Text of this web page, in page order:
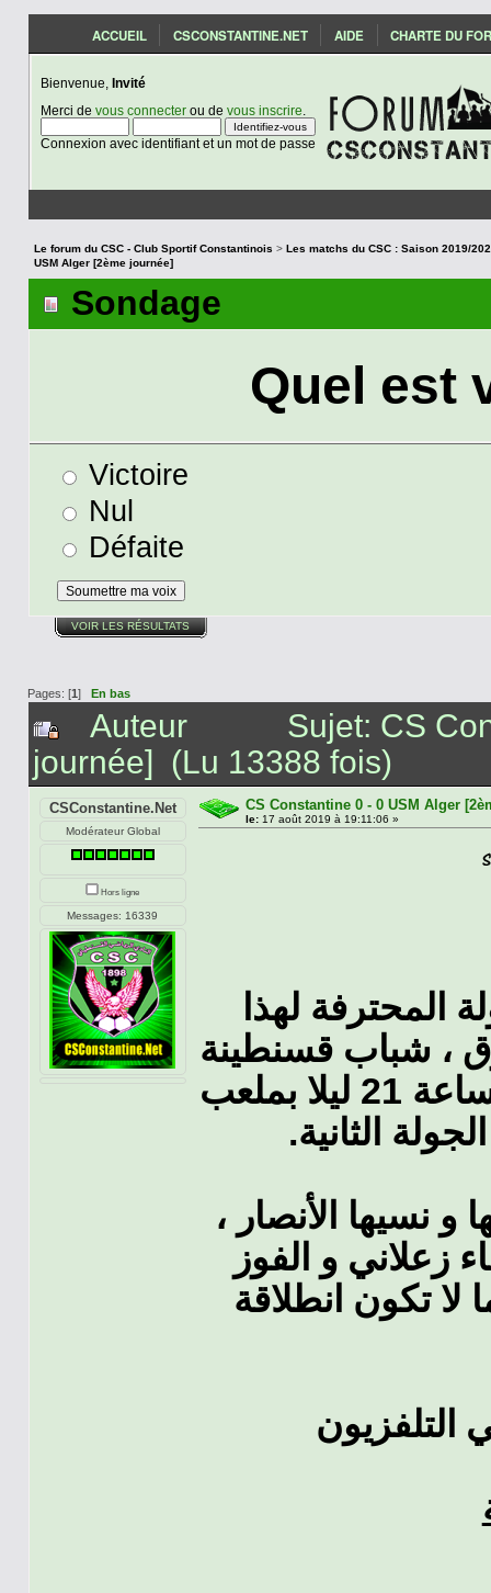
ACCUEIL CSCONSTANTINE.NET AIDE CHARTE DU
Bienvenue, Invité
Merci de vous connecterou de vous inscrire
Connexion avec identifiant et un mot de passe
Le forum du CSC - Club Sportif Constantinois >
USM Alger [2ème journée]
Sondage
Quel est
Victoire
Nul
Défaite
VOIR LES RÉSULTATS
Pages: [1 ] En bas
Auteur
Sujet: CS
journée] (Lu 13388 fois)
CSConstantine.Net
Modérateur Global
Hors ligne
Messages: 16339
CS Constantine 0 - 0 USM Alger
le: 17 août 2019 à 19:11:06 »
المحترفة لهذا
، شباب قسنطينة
يستقبل بعد غد إتحاد العاصمة على الساعة 21 ليلا بملعب
الثانية.
نسيها الأنصار ،
زعلاني و الفوز
لا تكون انطلاقة
التلفزيون